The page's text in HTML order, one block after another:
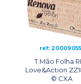
ref:
T Mão Folha
Love&Action
© CXA